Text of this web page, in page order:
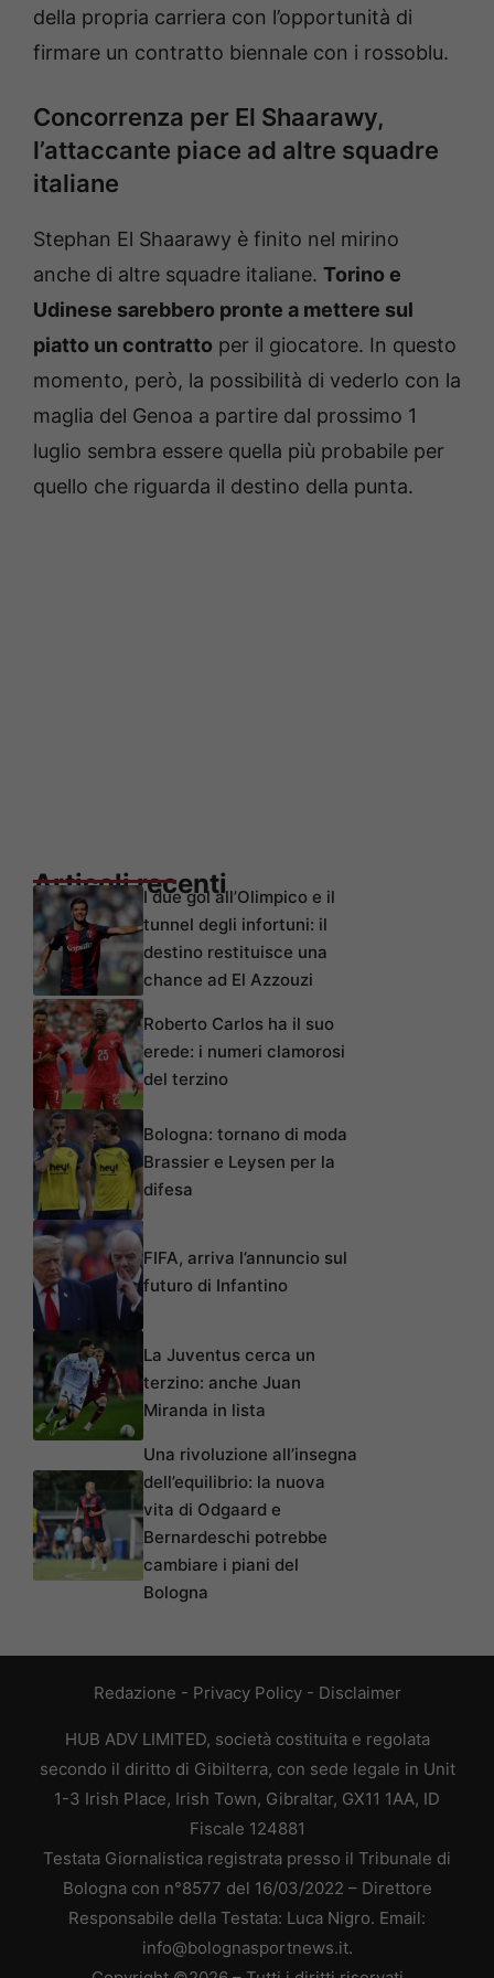
della propria carriera con l’opportunità di
firmare un contratto biennale con i rossoblu.
Concorrenza per El Shaarawy,
l’attaccante piace ad altre squadre
italiane
Stephan El Shaarawy è finito nel mirino
anche di altre squadre italiane. Torino e
Udinese sarebbero pronte a mettere sul
piatto un contratto per il giocatore. In questo
momento, però, la possibilità di vederlo con la
maglia del Genoa a partire dal prossimo 1
luglio sembra essere quella più probabile per
quello che riguarda il destino della punta.
Articoli recentiI due gol all’Olimpico e il
tunnel degli infortuni: il
destino restituisce una
chance ad El Azzouzi
Roberto Carlos ha il suo
erede: i numeri clamorosi
del terzino
Bologna: tornano di moda
Brassier e Leysen per la
difesa
FIFA, arriva l’annuncio sul
futuro di Infantino
La Juventus cerca un
terzino: anche Juan
Miranda in lista
Una rivoluzione all’insegna
dell’equilibrio: la nuova
vita di Odgaard e
Bernardeschi potrebbe
cambiare i piani del
Bologna
Redazione - Privacy Policy- Disclaimer
HUB ADV LIMITED, società costituita e regolata
secondo il diritto di Gibilterra, con sede legale in Unit
1-3 Irish Place, Irish Town, Gibraltar, GX11 1AA, ID
Fiscale 124881
Testata Giornalistica registrata presso il Tribunale di
Bologna con n°8577 del 16/03/2022 – Direttore
Responsabile della Testata: Luca Nigro. Email:
info@bolognasportnews.it.